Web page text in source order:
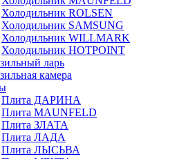
Холодильник ROLSEN
Холодильник SAMSUNG
Холодильник WILLMARK
Холодильник HOTPOINT
ларь
камера
Плита ДАРИНА
Плита MAUNFELD
Плита ЗЛАТА
Плита ЛАДА
Плита ЛЫСЬВА